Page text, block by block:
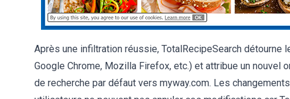
Après une infiltration réussie, TotalRecipeSearch
Google Chrome, Mozilla Firefox, etc.) et attribue un nouvel
de recherche par défaut vers myway.com. Les